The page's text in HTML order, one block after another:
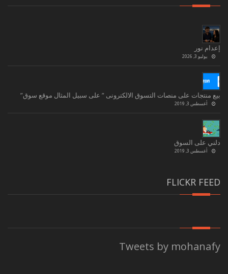
إعدام نور
يوليو 3, 2026
بيع منتجات على منصات التسوق الالكترونى ” على سبيل المثال موقع سوق”
أغسطس 3, 2019
دلني على السوق
أغسطس 3, 2019
FLICKR FEED
Tweets by mohanafy